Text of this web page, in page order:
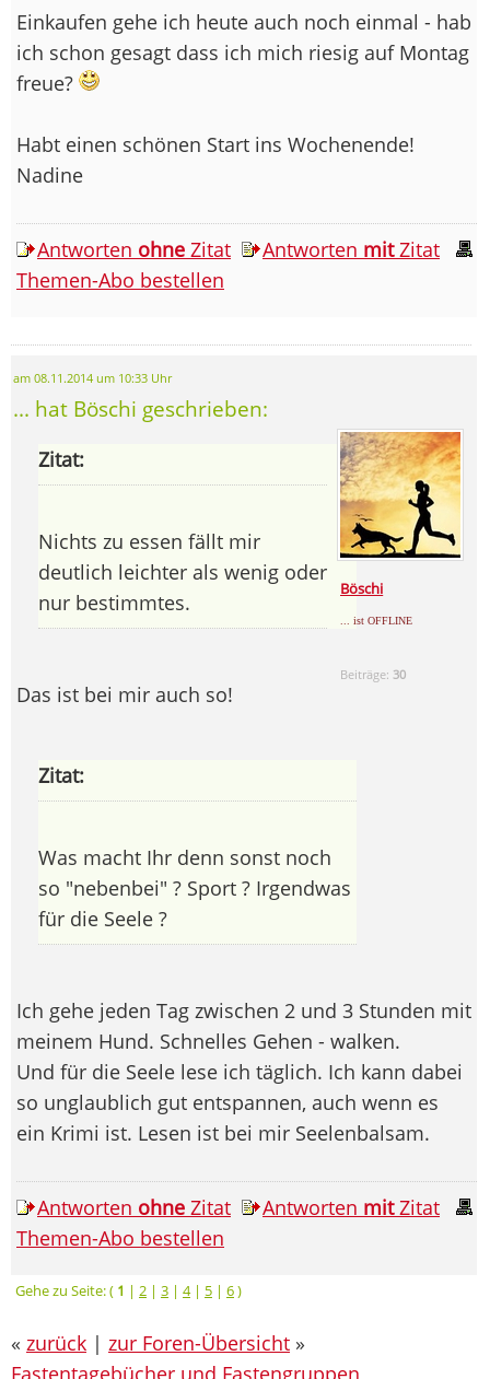
Einkaufen gehe ich heute auch noch einmal - hab
ich schon gesagt dass ich mich riesig auf Montag
freue?
Habt einen schönen Start ins Wochenende!
Nadine
Antworten ohne Zitat Antworten mitZitat
Themen-Abo bestellen
am 08.11.2014 um 10:33 Uhr
... hat Böschi geschrieben:
Böschi
... ist OFFLINE
Beiträge: 30
Zitat:
Nichts zu essen fällt mir
deutlich leichter als wenig oder
nur bestimmtes.
Das ist bei mir auch so!
Zitat:
Was macht Ihr denn sonst noch
so "nebenbei" ? Sport ? Irgendwas
für die Seele ?
Ich gehe jeden Tag zwischen 2 und 3 Stunden mit
meinem Hund. Schnelles Gehen - walken.
Und für die Seele lese ich täglich. Ich kann dabei
so unglaublich gut entspannen, auch wenn es
ein Krimi ist. Lesen ist bei mir Seelenbalsam.
Antworten ohne Zitat Antworten mitZitat
Themen-Abo bestellen
Gehe zu Seite: ( 1 | 2 | 3 | 4| 5 | 6)
« zurück | zur Foren-Übersicht »
Fastentagebücher und Fastengruppen